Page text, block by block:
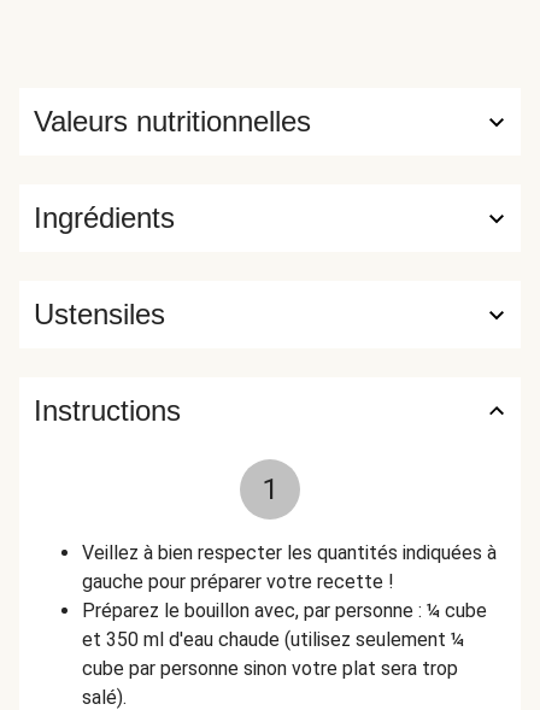
Ingrédients
Valeurs nutritionnelles
Ustensiles
Instructions
1
Veillez à bien respecter les quantités indiquées à
gauche pour préparer votre recette !
Préparez le bouillon avec, par personne : ¼ cube
et 350 ml d'eau chaude (utilisez seulement ¼
cube par personne sinon votre plat sera trop
salé).